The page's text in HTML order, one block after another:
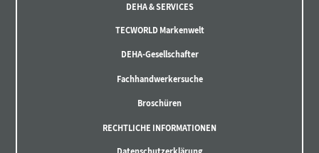
DEHA & SERVICES
TECWORLD Markenwelt
DEHA-Gesellschafter
Fachhandwerkersuche
Broschüren
RECHTLICHE INFORMATIONEN